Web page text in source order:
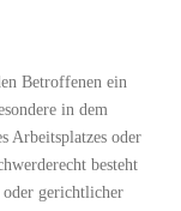
Betroffenen ein
in dem
Arbeitsplatzes oder
besteht
oder gerichtlicher